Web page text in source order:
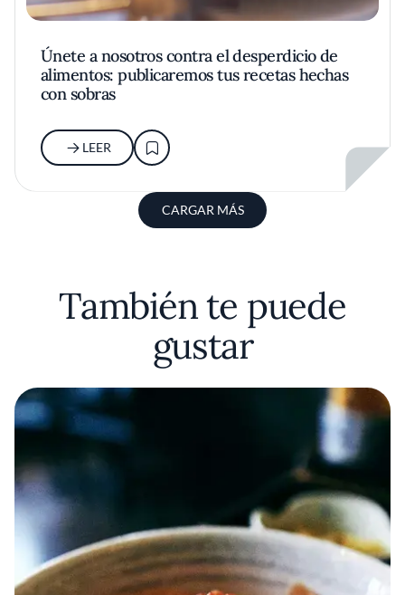
Únete a nosotros contra el desperdicio de
alimentos: publicaremos tus recetas hechas
con sobras
LEER
CARGAR MÁS
También te puede
gustar